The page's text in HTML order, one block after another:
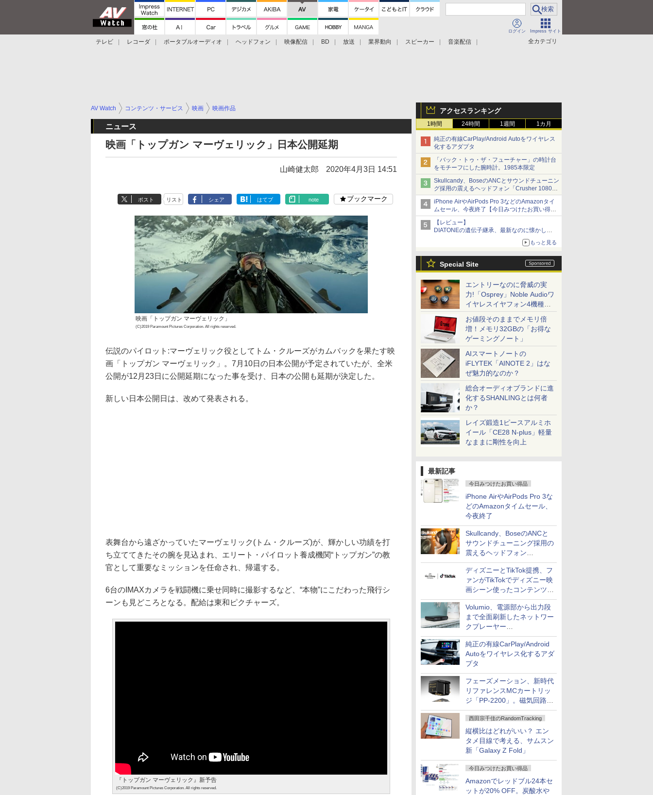
ログイン Impress サイト
全カテゴリ
テレビ レコーダ ポータブルオーディオ ヘッドフォン 映像配信 BD 放送 業界動向 スピーカー
音楽配信
アクセスランキング
1時間 24時間 1週間 1カ月
純正の有線CarPlay/Android Autoをワイヤレス
化するアダプタ
「バック・トゥ・ザ・フューチャー」の時計台
をモチーフにした腕時計。1985本限定
Skullcandy、BoseのANCとサウンドチューニン
グ採用の震えるヘッドフォン「Crusher 1080
ANC」
iPhone AirやAirPods Pro 3などのAmazonタイ
ムセール、今夜終了【今日みつけたお買い得
品】
【レビュー】
DIATONEの遺伝子継承、最新なのに懐かし
い“惚れる音”Tecnologia e Cuore「DS-TC52B」
もっと見る
Special Site
エントリーなのに脅威の実
力!「Osprey」Noble Audioワ
イヤレスイヤフォン4機種を
一気に聴く
お値段そのままでメモリ倍
増！メモリ32GBの「お得な
ゲーミングノート」
AIスマートノートの
iFLYTEK「AINOTE 2」はな
ぜ魅力的なのか？
総合オーディオブランドに進
化するSHANLINGとは何者
か？
レイズ鍛造1ピースアルミホ
イール「CE28 N-plus」軽量
なままに剛性を向上
最新記事
今日みつけたお買い得品
iPhone AirやAirPods Pro 3な
どのAmazonタイムセール、
今夜終了
Skullcandy、BoseのANCと
サウンドチューニング採用の
震えるヘッドフォン
「Crusher 1080 ANC」
ディズニーとTikTok提携、フ
ァンがTikTokでディズニー映
画シーン使ったコンテンツ制
作、Disney+にも配信
Volumio、電源部から出力段
まで全面刷新したネットワー
クプレーヤー
「Primo（2026）」
純正の有線CarPlay/Android
Autoをワイヤレス化するアダ
プタ
フェーズメーション、新時代
リファレンスMCカートリッ
ジ「PP-2200」。磁気回路や
ハウジングを根本から見直し
西田宗千佳のRandomTracking
縦横比はどれがいい？ エン
タメ目線で考える、サムスン
新「Galaxy Z Fold」
今日みつけたお買い得品
Amazonでレッドブル24本セ
ットが20% OFF。炭酸水や
AV Watch コンテンツ・サービス 映画 映画作品
ニュース
映画「トップガン マーヴェリック」日本公開延期
山崎健太郎 2020年4月3日 14:51
ポスト リスト シェア はてブ note ブックマーク
映画「トップガン マーヴェリック」
(C)2019 Paramount Pictures Corporation. All rights reserved.
伝説のパイロット:マーヴェリック役としてトム・クルーズがカムバックを果たす映
画「トップガン マーヴェリック」。7月10日の日本公開が予定されていたが、全米
公開が12月23日に公開延期になった事を受け、日本の公開も延期が決定した。
新しい日本公開日は、改めて発表される。
表舞台から遠ざかっていたマーヴェリック(トム・クルーズ)が、輝かしい功績を打
ち立ててきたその腕を見込まれ、エリート・パイロット養成機関“トップガン”の教
官として重要なミッションを任命され、帰還する。
6台のIMAXカメラを戦闘機に乗せ同時に撮影するなど、“本物”にこだわった飛行シ
ーンも見どころとなる。配給は東和ピクチャーズ。
『トップガン マーヴェリック』新予告
(C)2019 Paramount Pictures Corporation. All rights reserved.